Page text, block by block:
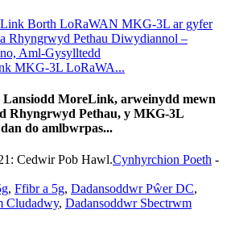
MKG-3L LoRaWA...
Lansiodd MoreLink, arweinydd mewn
Rhyngrwyd Pethau, y MKG-3L
do amlbwrpas...
Cedwir Pob Hawl.Cynhyrchion Poeth -
, Ffibr a 5g, Dadansoddwr Pŵer DC,
Cludadwy, Dadansoddwr Sbectrwm